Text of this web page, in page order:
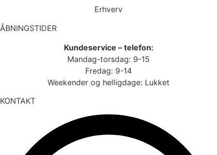
Erhverv
ÅBNINGSTIDER
Kundeservice – telefon:
Mandag-torsdag: 9-15
Fredag: 9-14
Weekender og helligdage: Lukket
KONTAKT